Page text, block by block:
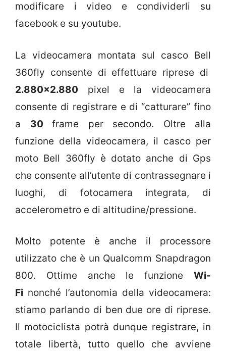
modificare i video e condividerli su
facebook e su youtube.
La videocamera montata sul casco Bell
360fly consente di effettuare riprese di
2.880×2.880 pixel e la videocamera
consente di registrare e di “catturare” fino
a 30 frame per secondo. Oltre alla
funzione della videocamera, il casco per
moto Bell 360fly è dotato anche di Gps
che consente all’utente di contrassegnare i
luoghi, di fotocamera integrata, di
accelerometro e di altitudine/pressione.
Molto potente è anche il processore
utilizzato che è un Qualcomm Snapdragon
800. Ottime anche le funzione Wi-
Fi nonché l’autonomia della videocamera:
stiamo parlando di ben due ore di riprese.
Il motociclista potrà dunque registrare, in
totale libertà, tutto quello che avviene